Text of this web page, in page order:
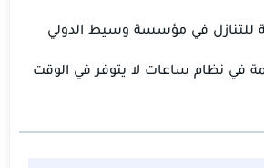
للتنازل في مؤسسة وسيط الدولي
في نظام ساعات لا يتوفر في الوقت